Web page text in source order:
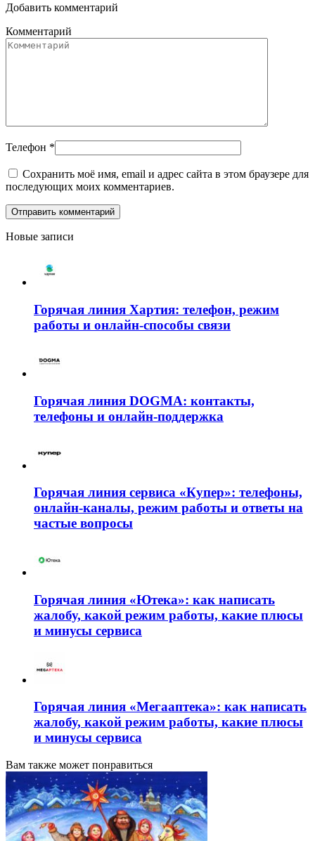
Добавить комментарий
Комментарий
Телефон *
Сохранить моё имя, email и адрес сайта в этом браузере для
последующих моих комментариев.
Новые записи
Горячая линия Хартия: телефон, режим
работы и онлайн-способы связи
Горячая линия DOGMA: контакты,
телефоны и онлайн-поддержка
Горячая линия сервиса «Купер»: телефоны,
онлайн-каналы, режим работы и ответы на
частые вопросы
Горячая линия «Ютека»: как написать
жалобу, какой режим работы, какие плюсы
и минусы сервиса
Горячая линия «Мегааптека»: как написать
жалобу, какой режим работы, какие плюсы
и минусы сервиса
Вам также может понравиться